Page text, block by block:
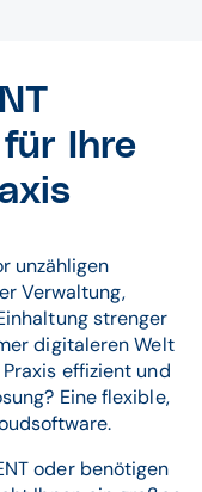
Ihre
unzähligen
Verwaltung,
strenger
digitaleren Welt
effizient und
Eine flexible,
oder benötigen